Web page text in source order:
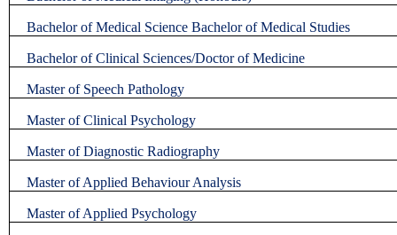
Bachelor of Medical Science Bachelor of Medical Studies
Bachelor of Clinical Sciences/Doctor of Medicine
Master of Speech Pathology
Master of Clinical Psychology
Master of Diagnostic Radiography
Master of Applied Behaviour Analysis
Master of Applied Psychology